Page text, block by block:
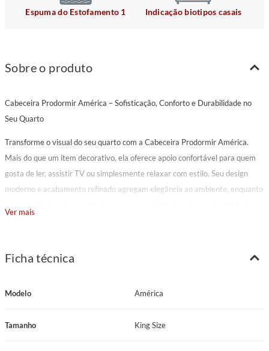
Espuma do Estofamento 1 Indicação biotipos casais
Sobre o produto
Cabeceira Prodormir América – Sofisticação, Conforto e Durabilidade no
Seu Quarto
Transforme o visual do seu quarto com a Cabeceira Prodormir América.
Mais do que um item decorativo, ela oferece apoio confortável para quem
gosta de ler, assistir TV ou simplesmente relaxar com estilo. Seu design
moderno e acabamento refinado agregam elegância ao ambiente, enquanto
proteger a parede contra manchas e desgastes, ela valoriza o ambiente e
O tecido corino é uma excelente escolha para quem busca sofisticação e
elegante e moderno ao móvel, sendo resistente à abrasão e muito fácil de
Ver mais
Ficha técnica
Modelo América
Tamanho King Size